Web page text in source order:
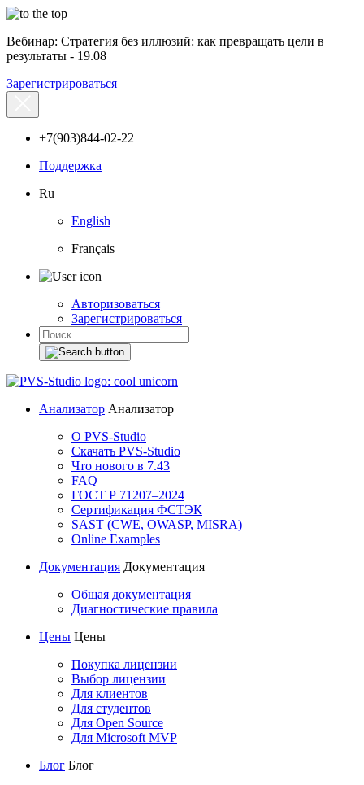
Вебинар: Стратегия без иллюзий: как превращать цели в
результаты - 19.08
Зарегистрироваться
+7(903)844-02-22
Поддержка
Ru
English
Français
Авторизоваться
Зарегистрироваться
Анализатор Анализатор
О PVS-Studio
Скачать PVS-Studio
Что нового в 7.43
FAQ
ГОСТ Р 71207–2024
Сертификация ФСТЭК
SAST (CWE, OWASP, MISRA)
Online Examples
Документация Документация
Общая документация
Диагностические правила
Цены Цены
Покупка лицензии
Выбор лицензии
Для клиентов
Для студентов
Для Open Source
Для Microsoft MVP
Блог Блог